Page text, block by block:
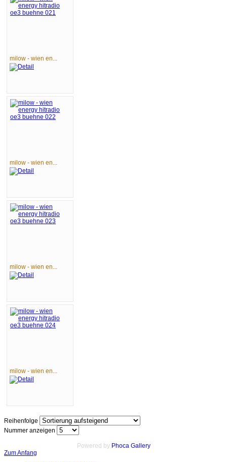
milow - wien en...
milow - wien en...
milow - wien en...
milow - wien en...
Reihenfolge
Nummer anzeigen
Powered by Phoca Gallery
Zum Anfang